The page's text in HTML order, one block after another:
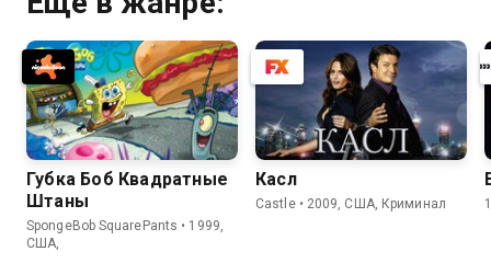
Губка Боб Квадратные
Штаны
SpongeBob SquarePants • 1999,
США,
Касл
Castle • 2009, США, Криминал